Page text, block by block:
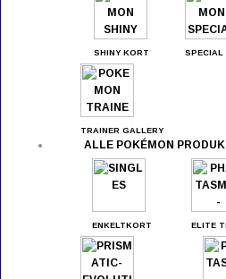
SHINY KORT SPECIAL
TRAINER GALLERY
ALLE POKÉMON
ENKELTKORT ELITE